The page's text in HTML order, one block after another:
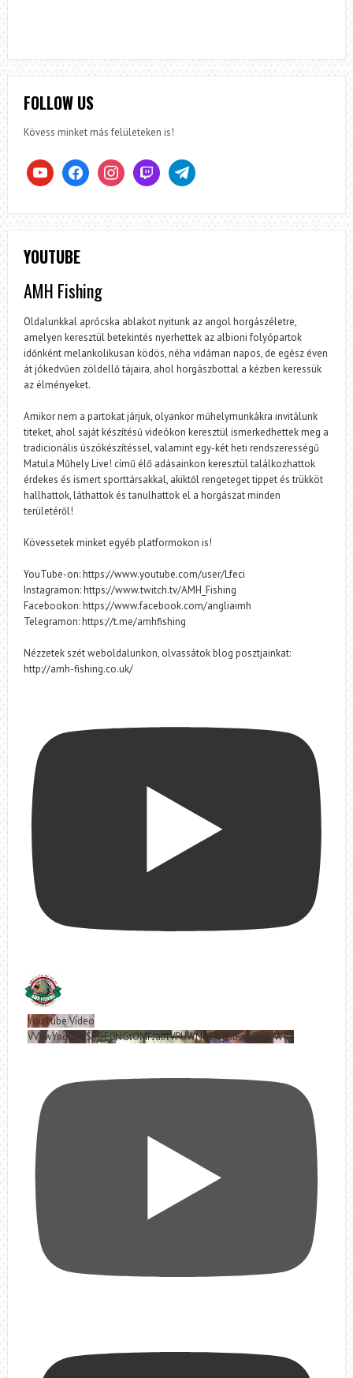
FOLLOW US
Kövess minket más felületeken is!
youtube facebookinstagramtwitch telegram
YOUTUBE
AMH Fishing
Oldalunkkal aprócska ablakot nyitunk az angol horgászéletre,
amelyen keresztül betekintés nyerhettek az albioni folyópartok
időnként melankolikusan ködös, néha vidáman napos, de egész éven
át jókedvűen zöldellő tájaira, ahol horgászbottal a kézben keressük
az élményeket.
Amikor nem a partokat járjuk, olyankor műhelymunkákra invitálunk
titeket, ahol saját készítésű videókon keresztül ismerkedhettek meg a
tradicionális úszókészítéssel, valamint egy-két heti rendszerességű
Matula Műhely Live! című élő adásainkon keresztül találkozhattok
érdekes és ismert sporttársakkal, akiktől rengeteget tippet és trükköt
hallhattok, láthattok és tanulhattok el a horgászat minden
területéről!
Kövessetek minket egyéb platformokon is!
YouTube-on: https://www.youtube.com/user/Lfeci
Instagramon: https://www.twitch.tv/AMH_Fishing
Facebookon: https://www.facebook.com/angliaimh
Telegramon: https://t.me/amhfishing
Nézzetek szét weboldalunkon, olvassátok blog posztjainkat:
http://amh-fishing.co.uk/
YouTube Video
VVVwYngyRjVSRDE0NGtOMFJablVPUWNBLjd0SlFxa0VoUW44